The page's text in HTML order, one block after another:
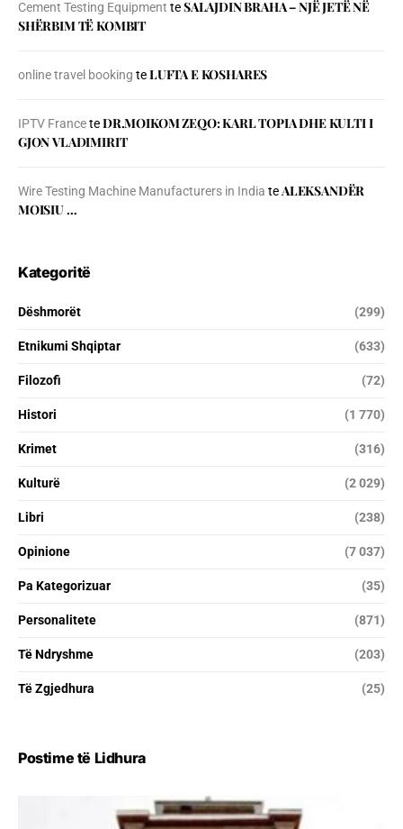
Cement Testing Equipment teSALAJDIN BRAHA – NJЁ JETЁ NЁ
SHЁRBIM TЁ KOMBIT
online travel booking teLUFTA E KOSHARES
IPTV FranceteDR.MOIKOM ZEQO: KARL TOPIA DHE KULTI I
GJON VLADIMIRIT
Wire Testing Machine Manufacturers in India teALEKSANDËR
MOISIU …
Kategoritë
Dëshmorët (299)
Etnikumi Shqiptar (633)
Filozofi (72)
Histori (1 770)
Krimet (316)
Kulturë (2 029)
Libri (238)
Opinione (7 037)
Pa Kategorizuar (35)
Personalitete (871)
Të Ndryshme (203)
Të Zgjedhura (25)
Postime të Lidhura